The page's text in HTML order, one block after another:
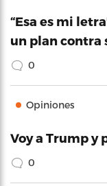
“Esa es mi
un plan contra
0
Opiniones
Voy a Trump y
0